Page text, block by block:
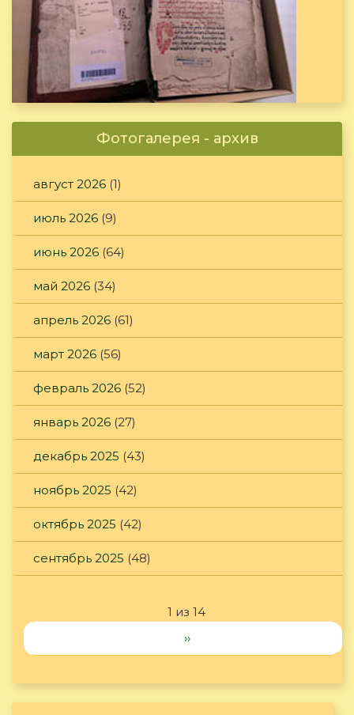
Фотогалерея - архив
август 2026 (1)
июль 2026 (9)
июнь 2026 (64)
май 2026 (34)
апрель 2026 (61)
март 2026 (56)
февраль 2026 (52)
январь 2026 (27)
декабрь 2025 (43)
ноябрь 2025 (42)
октябрь 2025 (42)
сентябрь 2025 (48)
1 из 14
››